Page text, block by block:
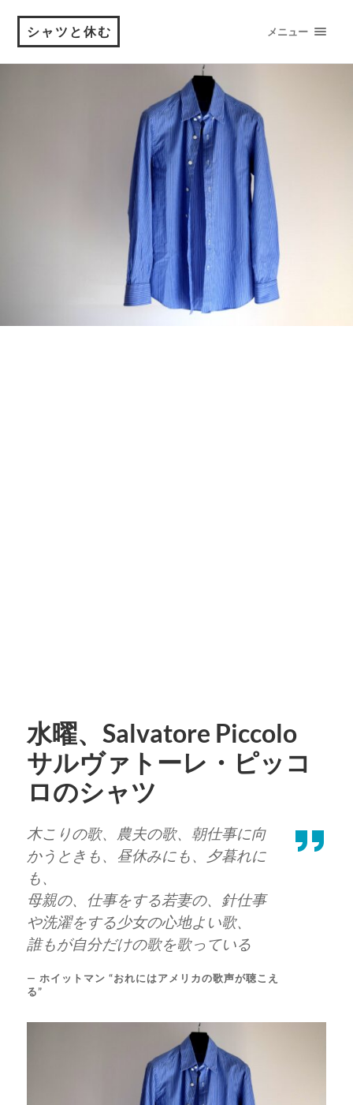
シャツと休む メニュー
水曜、Salvatore Piccolo
サルヴァトーレ・ピッコ
ロのシャツ
木こりの歌、農夫の歌、朝仕事に向
かうときも、昼休みにも、夕暮れに
も、
母親の、仕事をする若妻の、針仕事
や洗濯をする少女の心地よい歌、
誰もが自分だけの歌を歌っている
ホイットマン “おれにはアメリカの歌声が聴こえ
る”